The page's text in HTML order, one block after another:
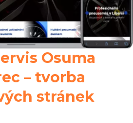
Osuma
– tvorba
stránek